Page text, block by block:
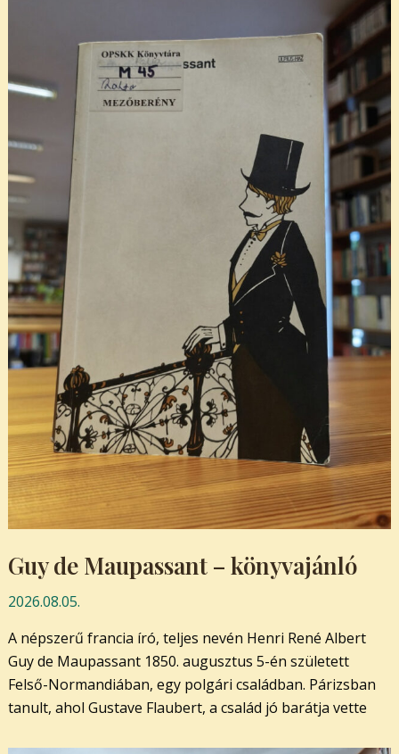
Guy de Maupassant – könyvajánló
2026.08.05.
A népszerű francia író, teljes nevén Henri René Albert
Guy de Maupassant 1850. augusztus 5-én született
Felső-Normandiában, egy polgári családban. Párizsban
tanult, ahol Gustave Flaubert, a család jó barátja vette